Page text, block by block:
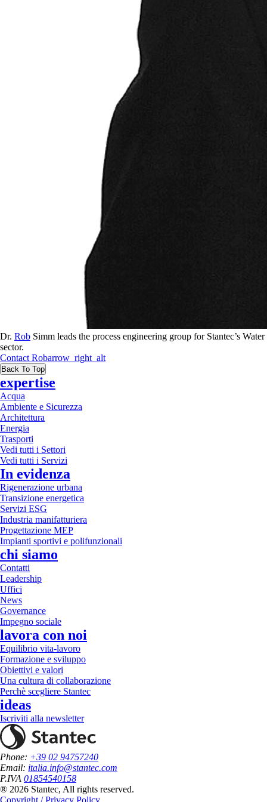
Dr. Rob Simm leads the process engineering group for Stantec’s Water
sector.
Contact Robarrow_right_alt
Back To Top
expertise
Acqua
Ambiente e Sicurezza
Architettura
Energia
Trasporti
Vedi tutti i Settori
Vedi tutti i Servizi
In evidenza
Rigenerazione urbana
Transizione energetica
Servizi ESG
Industria manifatturiera
Progettazione MEP
Impianti sportivi e polifunzionali
chi siamo
Contatti
Leadership
Uffici
News
Governance
Impegno sociale
lavora con noi
Equilibrio vita-lavoro
Formazione e sviluppo
Obiettivi e valori
Una cultura di collaborazione
Perchè scegliere Stantec
ideas
Iscriviti alla newsletter
Phone: +39 02 94757240
Email: italia.info@stantec.com
P.IVA 01854540158
® 2026 Stantec, All rights reserved.
Copyright / Privacy Policy